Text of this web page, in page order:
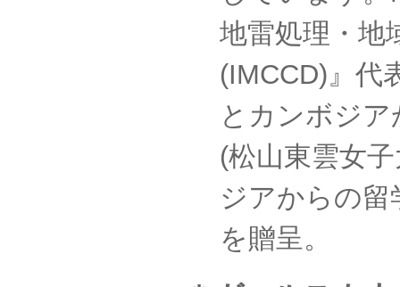
地雷処理・地
(IMCCD)』代
とカンボジ
(松山東雲女
ジアからの留
を贈呈。